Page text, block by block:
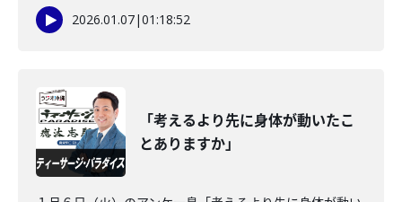
2026.01.07|01:18:52
「考えるより先に身体が動いたこ
とありますか」